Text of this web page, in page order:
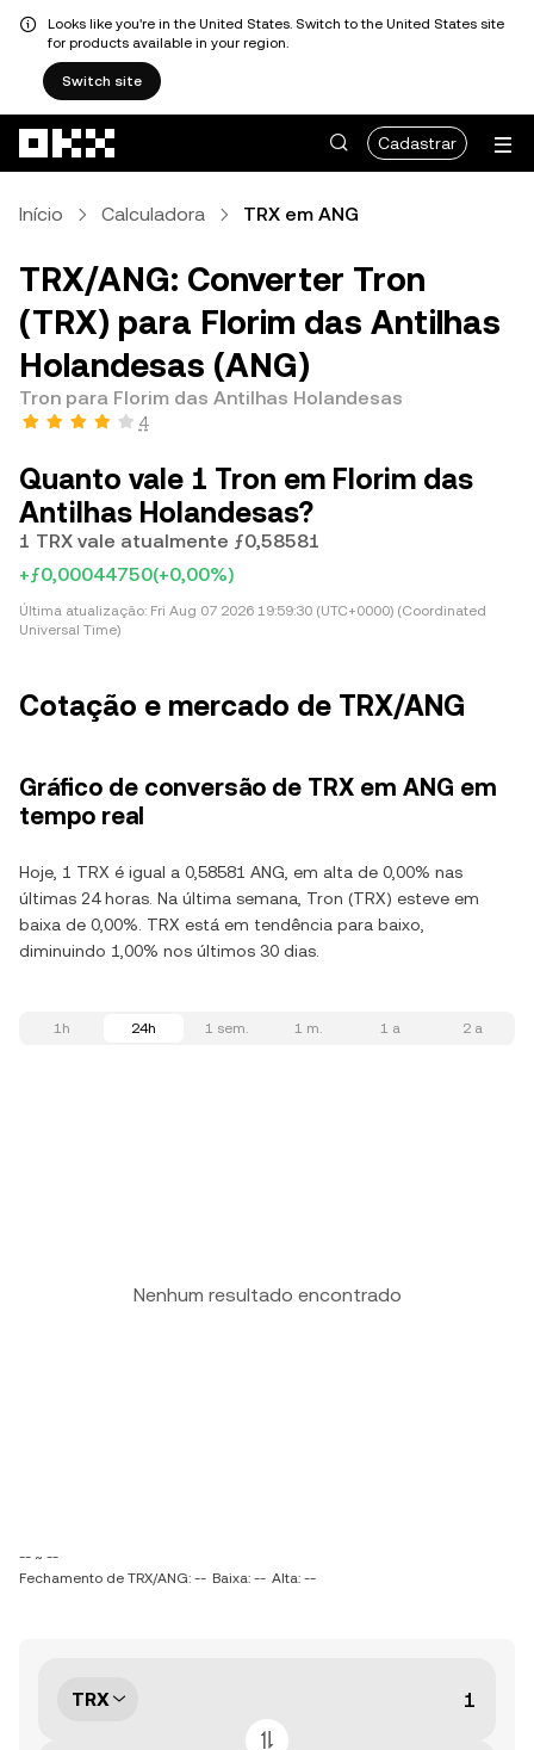
Looks like you're in the United States. Switch to the United States site
for products available in your region.
Switch site
Cadastrar
Início Calculadora TRX em ANG
TRX/ANG: Converter Tron
(TRX) para Florim das Antilhas
Holandesas (ANG)
Tron para Florim das Antilhas Holandesas
4
Quanto vale 1 Tron em Florim das
Antilhas Holandesas?
1 TRX vale atualmente ƒ0,58581
+ƒ0,00044750(+0,00%)
Última atualização: Fri Aug 07 2026 19:59:30 (UTC+0000) (Coordinated
Universal Time)
Cotação e mercado de TRX/ANG
Gráfico de conversão de TRX em ANG em
tempo real
Hoje, 1 TRX é igual a 0,58581 ANG, em alta de 0,00% nas
últimas 24 horas. Na última semana, Tron (TRX) esteve em
baixa de 0,00%. TRX está em tendência para baixo,
diminuindo 1,00% nos últimos 30 dias.
1h 24h 1 sem. 1 m. 1 a 2 a
Nenhum resultado encontrado
-- ~ --
Fechamento de TRX/ANG: -- Baixa: -- Alta: --
TRX